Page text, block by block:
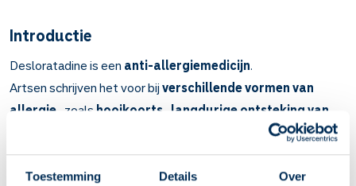
Toestemming Details Over
Introductie
Desloratadine is een anti-allergiemedicijn.
Artsen schrijven het voor bijverschillende vormen van
allergie , zoals hooikoorts langdurige ontsteking van
het laagje huid met slijm van de neus (neusslijmvlies),
ontstoken ogen door allergie,jeuken huiduitslag met
roze bulten en erge jeuk (
netelroos